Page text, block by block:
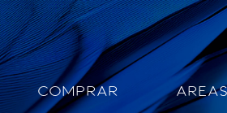
COMPRAR